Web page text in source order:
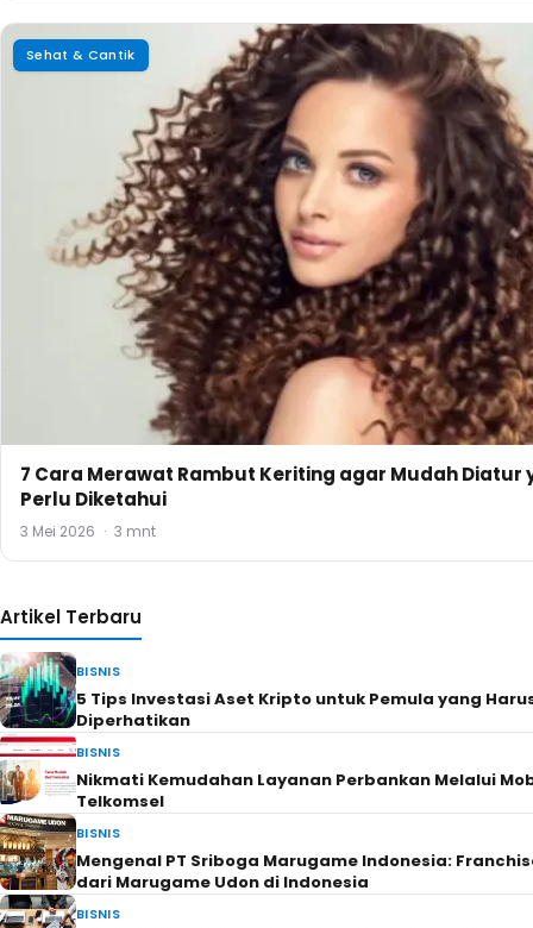
Sehat & Cantik
7 Cara Merawat Rambut Keriting agar Mudah Diatur
Perlu Diketahui
3 Mei 2026 · 3 mnt
Artikel Terbaru
BISNIS
5 Tips Investasi Aset Kripto untuk Pemula yang
Diperhatikan
BISNIS
Nikmati Kemudahan Layanan Perbankan Melalui
Telkomsel
BISNIS
Mengenal PT Sriboga Marugame Indonesia:
dari Marugame Udon di Indonesia
BISNIS